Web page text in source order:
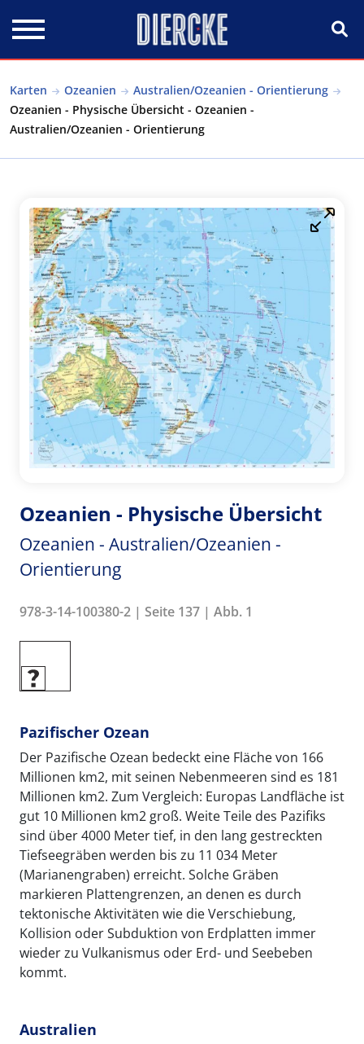
Karten Ozeanien
Australien/Ozeanien - Orientierung
Ozeanien - Physische Übersicht - Ozeanien -
Australien/Ozeanien - Orientierung
Ozeanien - Physische Übersicht
Ozeanien - Australien/Ozeanien -
Orientierung
978-3-14-100380-2 | Seite 137 | Abb. 1
Pazifischer Ozean
Der Pazifische Ozean bedeckt eine Fläche von 166
Millionen km2, mit seinen Nebenmeeren sind es 181
Millionen km2. Zum Vergleich: Europas Landfläche ist
gut 10 Millionen km2 groß. Weite Teile des Pazifiks
sind über 4000 Meter tief, in den lang gestreckten
Tiefseegräben werden bis zu 11 034 Meter
(Marianengraben) erreicht. Solche Gräben
markieren Plattengrenzen, an denen es durch
tektonische Aktivitäten wie die Verschiebung,
Kollision oder Subduktion von Erdplatten immer
wieder zu Vulkanismus oder Erd- und Seebeben
kommt.
Australien